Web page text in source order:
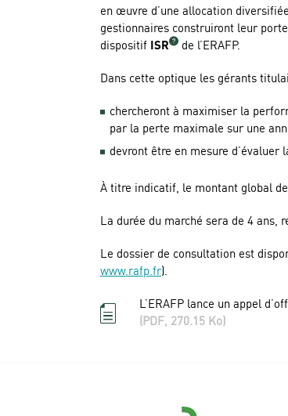
en œuvre d’une allocation
gestionnaires construiront leur
dispositif ISR de l’ERAFP.
Dans cette optique les gérants
chercheront à maximiser la
par la perte maximale sur une
devront être en mesure d’évaluer
À titre indicatif, le montant global
La durée du marché sera de 4 ans,
Le dossier de consultation est
www.rafp.fr).
L’ERAFP lance un appel
(PDF, 270.15 Ko)